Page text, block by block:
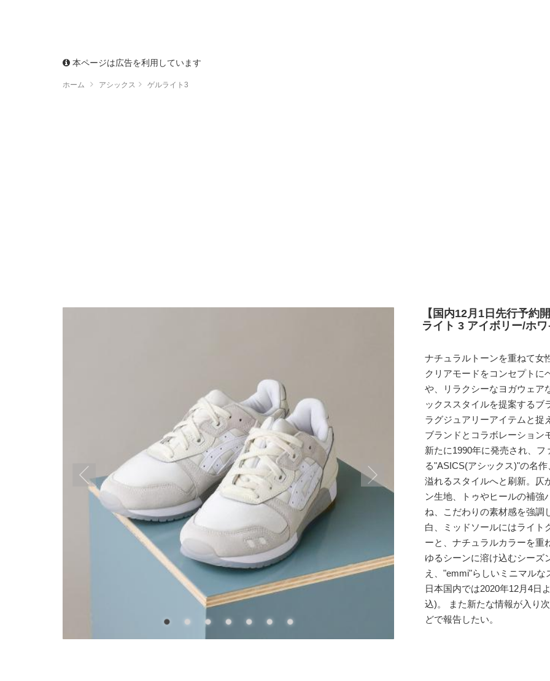
本ページは広告を利用しています
ホーム アシックス ゲルライト3
【国内12月1日先行予約
ライト 3 アイボリー/ホ
ナチュラルトーンを重ねて女
クリアモードをコンセプトに
や、リラクシーなヨガウェア
ックススタイルを提案するブ
ラグジュアリーアイテムと捉
ブランドとコラボレーション
新たに1990年に発売され、
る"ASICS(アシックス)"の名作
溢れるスタイルへと刷新。仄
ン生地、トゥやヒールの補強
ね、こだわりの素材感を強調
白、ミッドソールにはライト
ーと、ナチュラルカラーを重
ゆるシーンに溶け込むシーズ
え、"emmi"らしいミニマルな
日本国内では2020年12月4日
込)。 また新たな情報が入り
どで報告したい。